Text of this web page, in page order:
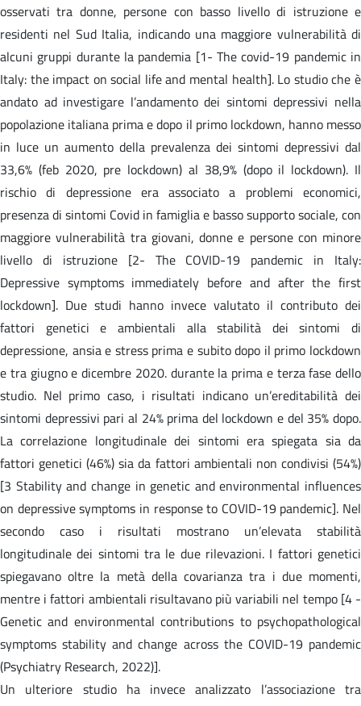
osservati tra donne, persone con basso livello di istruzione e
residenti nel Sud Italia, indicando una maggiore vulnerabilità di
alcuni gruppi durante la pandemia [1- The covid-19 pandemic in
Italy: the impact on social life and mental health]. Lo studio che è
andato ad investigare l’andamento dei sintomi depressivi nella
popolazione italiana prima e dopo il primo lockdown, hanno messo
in luce un aumento della prevalenza dei sintomi depressivi dal
33,6% (feb 2020, pre lockdown) al 38,9% (dopo il lockdown). Il
rischio di depressione era associato a problemi economici,
presenza di sintomi Covid in famiglia e basso supporto sociale, con
maggiore vulnerabilità tra giovani, donne e persone con minore
livello di istruzione [2- The COVID-19 pandemic in Italy:
Depressive symptoms immediately before and after the first
lockdown]. Due studi hanno invece valutato il contributo dei
fattori genetici e ambientali alla stabilità dei sintomi di
depressione, ansia e stress prima e subito dopo il primo lockdown
e tra giugno e dicembre 2020. durante la prima e terza fase dello
studio. Nel primo caso, i risultati indicano un’ereditabilità dei
sintomi depressivi pari al 24% prima del lockdown e del 35% dopo.
La correlazione longitudinale dei sintomi era spiegata sia da
fattori genetici (46%) sia da fattori ambientali non condivisi (54%)
[3 Stability and change in genetic and environmental influences
on depressive symptoms in response to COVID-19 pandemic]. Nel
secondo caso i risultati mostrano un’elevata stabilità
longitudinale dei sintomi tra le due rilevazioni. I fattori genetici
spiegavano oltre la metà della covarianza tra i due momenti,
mentre i fattori ambientali risultavano più variabili nel tempo [4 -
Genetic and environmental contributions to psychopathological
symptoms stability and change across the COVID-19 pandemic
(Psychiatry Research, 2022)].
Un ulteriore studio ha invece analizzato l’associazione tra